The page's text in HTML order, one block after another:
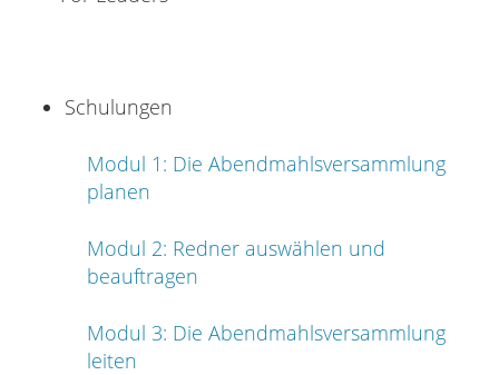
Schulungen
Modul 1: Die Abendmahlsversammlung
planen
Modul 2: Redner auswählen und
beauftragen
Modul 3: Die Abendmahlsversammlung
leiten